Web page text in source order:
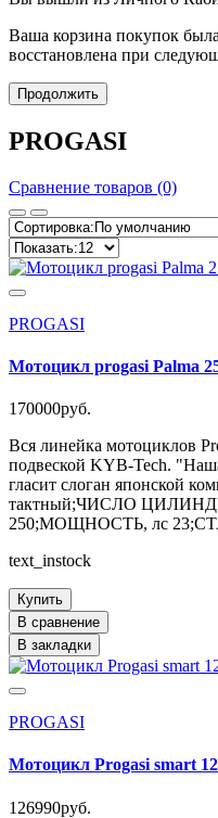
Ваша корзина покупок
восстановлена при
Продолжить
PROGASI
Сравнение товаров (0)
PROGASI
Мотоцикл progasi Palma
170000руб.
Вся линейка мотоциклов
подвеской KYB-Tech.
гласит слоган японской
тактный;ЧИСЛО
250;МОЩНОСТЬ, лс
text_instock
Купить
В сравнение
В закладки
PROGASI
Мотоцикл Progasi smart
126990руб.